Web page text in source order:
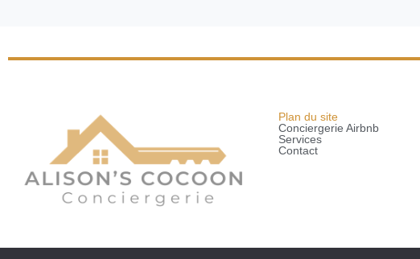
Plan du site
Conciergerie Airbnb
Services
Contact